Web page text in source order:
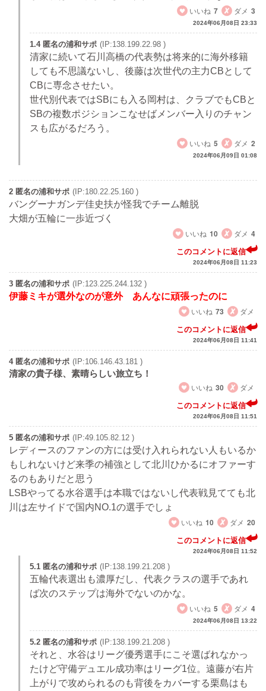
いいね 7 ダメ 3
2024年06月08日 23:33
1.4 匿名の浦和サポ (IP:138.199.22.98 )
清家に続いて石川高橋の代表勢は将来的に海外移籍
しても不思議ないし、後藤は次世代の主力CBとして
CBに専念させたい。
世代別代表ではSBにも入る岡村は、クラブでもCBと
SBの複数ポジションこなせばメンバー入りのチャン
スも広がるだろう。
いいね 5 ダメ 2
2024年06月09日 01:08
2 匿名の浦和サポ (IP:180.22.25.160 )
バングーナガンデ佳史扶が怪我でチーム離脱
大畑が五輪に一歩近づく
いいね 10 ダメ 4
このコメントに返信
2024年06月08日 11:23
3 匿名の浦和サポ (IP:123.225.244.132 )
伊藤ミキが選外なのが意外 あんなに頑張ったのに
いいね 73 ダメ
このコメントに返信
2024年06月08日 11:41
4 匿名の浦和サポ (IP:106.146.43.181 )
清家の貴子様、素晴らしい旅立ち！
いいね 30 ダメ
このコメントに返信
2024年06月08日 11:51
5 匿名の浦和サポ (IP:49.105.82.12 )
レディースのファンの方には受け入れられない人もいるか
もしれないけど来季の補強として北川ひかるにオファーす
るのもありだと思う
LSBやってる水谷選手は本職ではないし代表戦見てても北
川は左サイドで国内NO.1の選手でしょ
いいね 10 ダメ 20
このコメントに返信
2024年06月08日 11:52
5.1 匿名の浦和サポ (IP:138.199.21.208 )
五輪代表選出も濃厚だし、代表クラスの選手であれ
ば次のステップは海外でないのかな。
いいね 5 ダメ 4
2024年06月08日 13:22
5.2 匿名の浦和サポ (IP:138.199.21.208 )
それと、水谷はリーグ優秀選手にこそ選ばれなかっ
たけど守備デュエル成功率はリーグ1位。遠藤が右片
上がりで攻められるのも背後をカバーする栗島はも